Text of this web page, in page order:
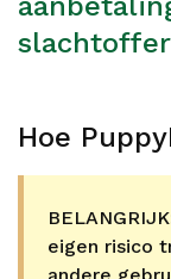
Hoe
eigen risico